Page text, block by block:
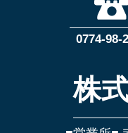
0774-98-
株